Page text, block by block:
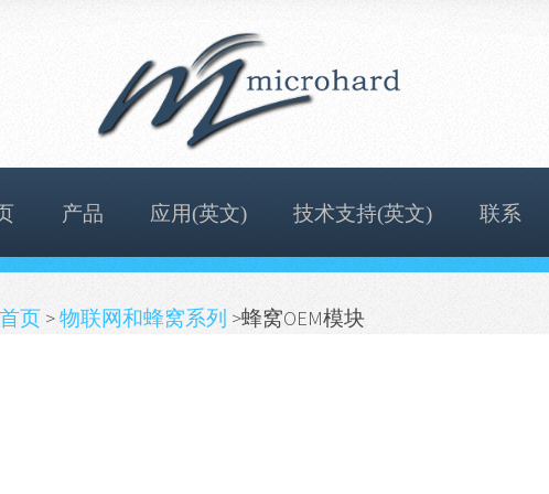
产品 应用(英文) 技术支持(英文) 联系
首页 >物联网和蜂窝系列 >蜂窝OEM模块